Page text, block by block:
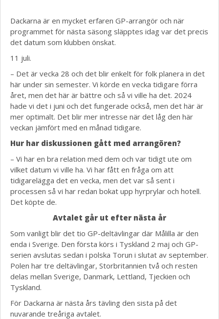
Dackarna är en mycket erfaren GP-arrangör och när
programmet för nästa säsong släpptes idag var det precis
det datum som klubben önskat.
11 juli.
– Det är vecka 28 och det blir enkelt för folk planera in det
här under sin semester. Vi körde en vecka tidigare förra
året, men det här är bättre och så vi ville ha det. 2024
hade vi det i juni och det fungerade också, men det här är
mer optimalt. Det blir mer intresse när det låg den här
veckan jämfört med en månad tidigare.
Hur har diskussionen gått med arrangören?
– Vi har en bra relation med dem och var tidigt ute om
vilket datum vi ville ha. Vi har fått en fråga om att
tidigarelägga det en vecka, men det var så sent i
processen så vi har redan bokat upp hyrprylar och hotell.
Det köpte de.
Avtalet går ut efter nästa år
Som vanligt blir det tio GP-deltävlingar där Målilla är den
enda i Sverige. Den första körs i Tyskland 2 maj och GP-
serien avslutas sedan i polska Torun i slutat av september.
Polen har tre deltävlingar, Storbritannien två och resten
delas mellan Sverige, Danmark, Lettland, Tjeckien och
Tyskland.
För Dackarna är nästa års tävling den sista på det
nuvarande treåriga avtalet.